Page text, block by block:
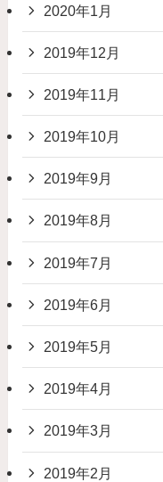
2020年1月
2019年12月
2019年11月
2019年10月
2019年9月
2019年8月
2019年7月
2019年6月
2019年5月
2019年4月
2019年3月
2019年2月